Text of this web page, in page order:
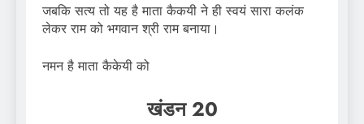
जबकि सत्य तो यह है माता कैकयी ने ही स्वयं सारा कलंक
लेकर राम को भगवान श्री राम बनाया।
नमन है माता कैकेयी को
खंडन20